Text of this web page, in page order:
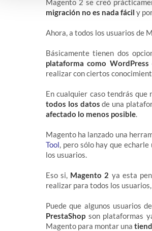
migración no es nada fácil y
Ahora, a todos los usuarios de
Básicamente tienen dos
plataforma como WordPress
realizar con ciertos
En cualquier caso tendrás que
todos los datos de una
afectado lo menos posible
Magento ha lanzado una
Tool , pero sólo hay que
los usuarios.
Eso si, Magento 2 ya esta
realizar para todos los usuarios,
Puede que algunos usuarios
PrestaShop son plataformas
Magento para montar una